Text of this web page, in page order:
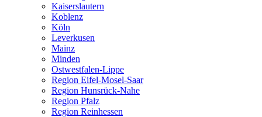
Kaiserslautern
Koblenz
Köln
Leverkusen
Mainz
Minden
Ostwestfalen-Lippe
Region Eifel-Mosel-Saar
Region Hunsrück-Nahe
Region Pfalz
Region Reinhessen